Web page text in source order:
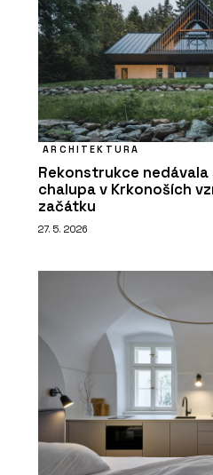
ARCHITEKTURA
Rekonstrukce nedávala
chalupa v Krkonoších
začátku
27. 5. 2026